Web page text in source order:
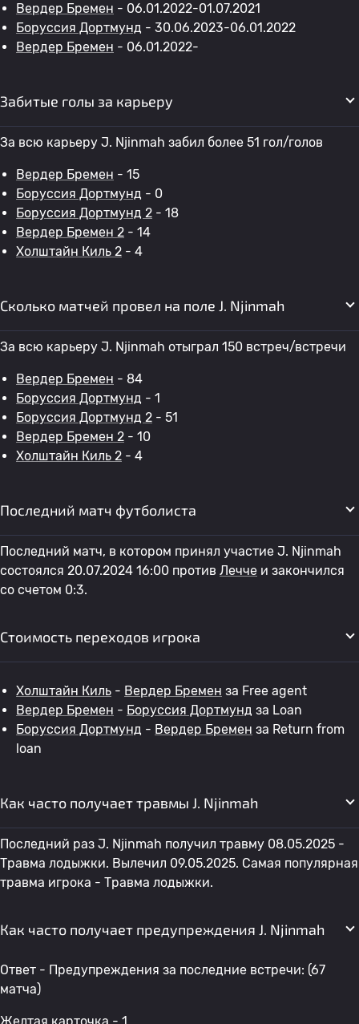
Вердер Бремен - 06.01.2022-01.07.2021
Боруссия Дортмунд - 30.06.2023-06.01.2022
Вердер Бремен - 06.01.2022-
Забитые голы за карьеру
За всю карьеру J. Njinmah забил более 51 гол/голов
Вердер Бремен - 15
Боруссия Дортмунд - 0
Боруссия Дортмунд 2 - 18
Вердер Бремен 2 - 14
Холштайн Киль 2 - 4
Сколько матчей провел на поле J. Njinmah
За всю карьеру J. Njinmah отыграл 150 встреч/встречи
Вердер Бремен - 84
Боруссия Дортмунд - 1
Боруссия Дортмунд 2 - 51
Вердер Бремен 2 - 10
Холштайн Киль 2 - 4
Последний матч футболиста
Последний матч, в котором принял участие J. Njinmah
состоялся 20.07.2024 16:00 против Лечче и закончился
со счетом 0:3.
Стоимость переходов игрока
Холштайн Киль - Вердер Бремен за Free agent
Вердер Бремен - Боруссия Дортмунд за Loan
Боруссия Дортмунд - Вердер Бремен за Return from
loan
Как часто получает травмы J. Njinmah
Последний раз J. Njinmah получил травму 08.05.2025 -
Травма лодыжки. Вылечил 09.05.2025. Самая популярная
травма игрока - Травма лодыжки.
Как часто получает предупреждения J. Njinmah
Ответ - Предупреждения за последние встречи: (67
матча)